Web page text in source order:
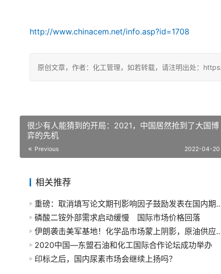
http://www.chinacem.net/info.asp?id=1708
原创文章，作者：化工管理，如若转载，请注明出处：
很少有人能猜到的开局：2021，中国居然抢到了大国博
弈的先机
Previous 2022-04-20
相关推荐
重磅：取消填写论文期刊影响因子鼓励发表在国内期刊的论文作为代表
磷酸二铵外部需求启动缓慢 国际市场价格回落
伊朗袭击美军基地！化学品市
2020中国—东盟石油和化工国际合作论坛成功举办
印标之后，国内尿素市场会继续上扬吗？